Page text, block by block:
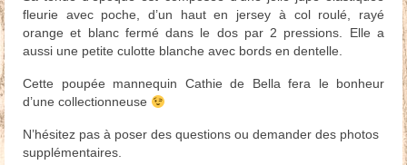
fleurie avec poche, d’un haut en jersey à col roulé, rayé
orange et blanc fermé dans le dos par 2 pressions. Elle a
aussi une petite culotte blanche avec bords en dentelle.
Cette poupée mannequin Cathie de Bella fera le bonheur
d’une collectionneuse
N’hésitez pas à poser des questions ou demander des photos
supplémentaires.